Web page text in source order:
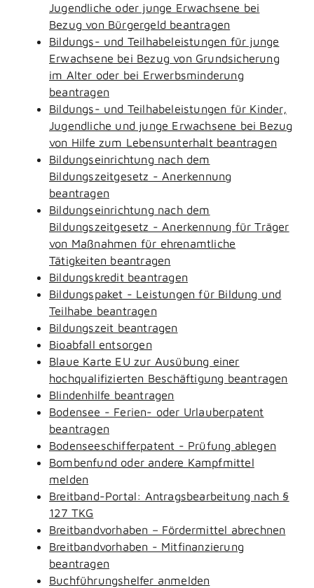
Jugendliche oder junge Erwachsene bei
Bezug von Bürgergeld beantragen
Bildungs- und Teilhabeleistungen für junge
Erwachsene bei Bezug von Grundsicherung
im Alter oder bei Erwerbsminderung
beantragen
Bildungs- und Teilhabeleistungen für Kinder,
Jugendliche und junge Erwachsene bei Bezug
von Hilfe zum Lebensunterhalt beantragen
Bildungseinrichtung nach dem
Bildungszeitgesetz - Anerkennung
beantragen
Bildungseinrichtung nach dem
Bildungszeitgesetz - Anerkennung für Träger
von Maßnahmen für ehrenamtliche
Tätigkeiten beantragen
Bildungskredit beantragen
Bildungspaket - Leistungen für Bildung und
Teilhabe beantragen
Bildungszeit beantragen
Bioabfall entsorgen
Blaue Karte EU zur Ausübung einer
hochqualifizierten Beschäftigung beantragen
Blindenhilfe beantragen
Bodensee - Ferien- oder Urlauberpatent
beantragen
Bodenseeschifferpatent - Prüfung ablegen
Bombenfund oder andere Kampfmittel
melden
Breitband-Portal: Antragsbearbeitung nach §
127 TKG
Breitbandvorhaben – Fördermittel abrechnen
Breitbandvorhaben - Mitfinanzierung
beantragen
Buchführungshelfer anmelden